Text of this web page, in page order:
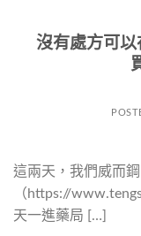
沒有處方可
這兩天，我們威而
（https://
天一進藥局 […]